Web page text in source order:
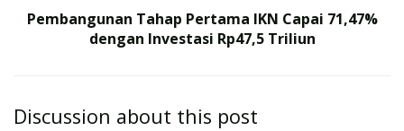
Pembangunan Tahap Pertama IKN Capai 71,47%
dengan Investasi Rp47,5 Triliun
Discussion about this post